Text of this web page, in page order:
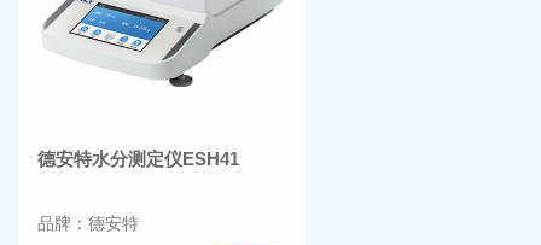
德安特水分测定仪ESH41
品牌：德安特